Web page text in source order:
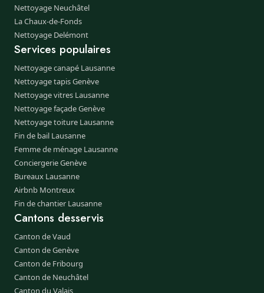
Nettoyage Neuchâtel
La Chaux-de-Fonds
Nettoyage Delémont
Services populaires
Nettoyage canapé Lausanne
Nettoyage tapis Genève
Nettoyage vitres Lausanne
Nettoyage façade Genève
Nettoyage toiture Lausanne
Fin de bail Lausanne
Femme de ménage Lausanne
Conciergerie Genève
Bureaux Lausanne
Airbnb Montreux
Fin de chantier Lausanne
Cantons desservis
Canton de Vaud
Canton de Genève
Canton de Fribourg
Canton de Neuchâtel
Canton du Valais